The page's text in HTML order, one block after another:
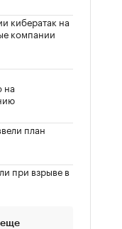
кибератак на
компании
на
план
при взрыве в
еще